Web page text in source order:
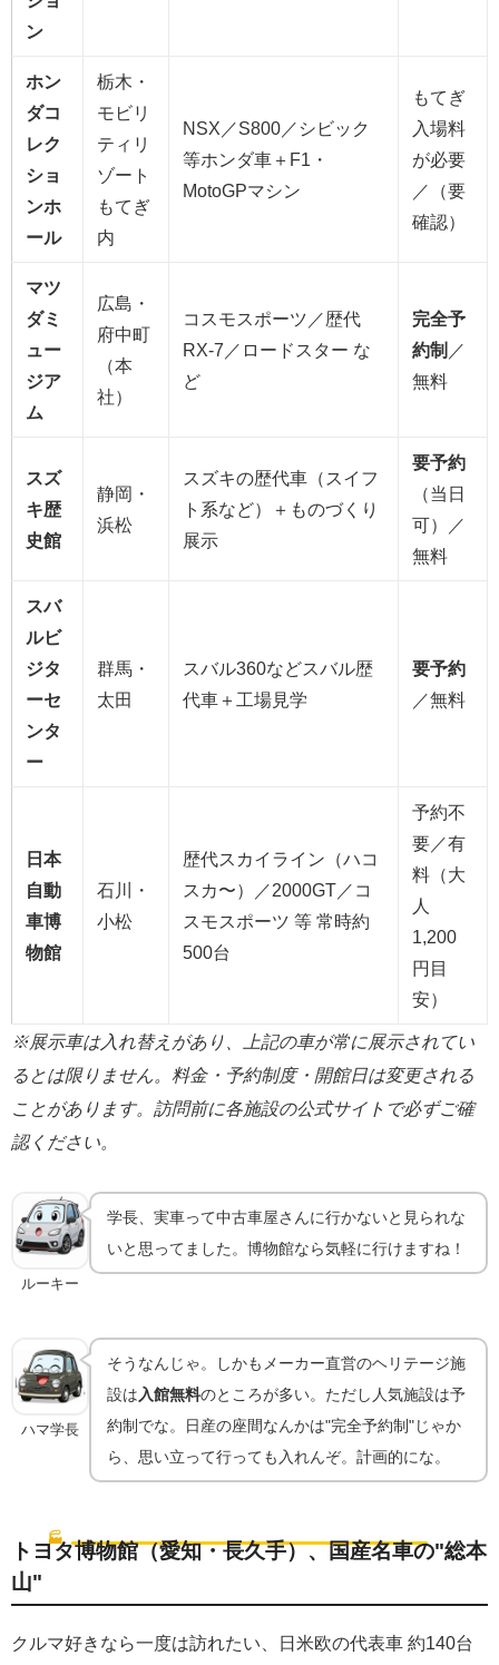
ン
ホン
ダコ
レク
ショ
ンホ
ール
栃木・
モビリ
ティリ
ゾート
もてぎ
内
NSX／S800／シビック
等ホンダ車＋F1・
MotoGPマシン
もてぎ
入場料
が必要
／（要
確認）
マツ
ダミ
ュー
ジア
ム
広島・
府中町
（本
社）
コスモスポーツ／歴代
RX-7／ロードスター な
ど
完全予
約制 ／
無料
スズ
キ歴
史館
静岡・
浜松
スズキの歴代車（スイフ
ト系など）＋ものづくり
展示
要予約
（当日
可）／
無料
スバ
ルビ
ジタ
ーセ
ンタ
ー
群馬・
太田
スバル360などスバル歴
代車＋工場見学
要予約
／無料
日本
自動
車博
物館
石川・
小松
歴代スカイライン（ハコ
スカ〜）／2000GT／コ
スモスポーツ 等 常時約
500台
予約不
要／有
料（大
人
1,200
円目
安）
※展示車は入れ替えがあり、上記の車が常に展示されてい
るとは限りません。料金・予約制度・開館日は変更される
ことがあります。訪問前に各施設の公式サイトで必ずご確
認ください。
ルーキー
学長、実車って中古車屋さんに行かないと見られな
いと思ってました。博物館なら気軽に行けますね！
ハマ学長
そうなんじゃ。しかもメーカー直営のヘリテージ施
設は 入館無料のところが多い。ただし人気施設は予
約制でな。日産の座間なんかは"完全予約制"じゃか
ら、思い立って行っても入れんぞ。計画的にな。
🏭メーカー直営
トヨタ博物館（愛知・長久手）、国産名車の"総本
山"
クルマ好きなら一度は訪れたい、日米欧の代表車 約140台